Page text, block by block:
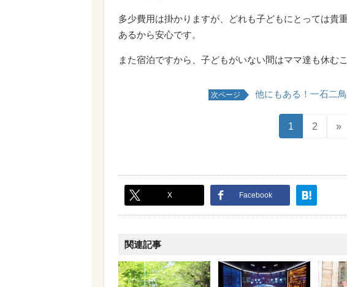
多少費用は掛かりますが、どれも子どもにとっては貴
あるから安心です。
また宿泊ですから、子どもがいない間はママ達も休む
次ページ 他にもある！一石二
1 2 »
X Facebook
関連記事